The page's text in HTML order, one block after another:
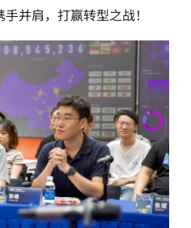
并肩，打赢转型之战！